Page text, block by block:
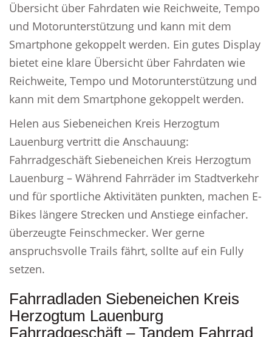
Übersicht über Fahrdaten wie Reichweite, Tempo
und Motorunterstützung und kann mit dem
Smartphone gekoppelt werden. Ein gutes Display
bietet eine klare Übersicht über Fahrdaten wie
Reichweite, Tempo und Motorunterstützung und
kann mit dem Smartphone gekoppelt werden.
Helen aus Siebeneichen Kreis Herzogtum
Lauenburg vertritt die Anschauung:
Fahrradgeschäft Siebeneichen Kreis Herzogtum
Lauenburg – Während Fahrräder im Stadtverkehr
und für sportliche Aktivitäten punkten, machen E-
Bikes längere Strecken und Anstiege einfacher.
überzeugte Feinschmecker. Wer gerne
anspruchsvolle Trails fährt, sollte auf ein Fully
setzen.
Fahrradladen Siebeneichen Kreis
Herzogtum Lauenburg
Fahrradgeschäft – Tandem Fahrrad